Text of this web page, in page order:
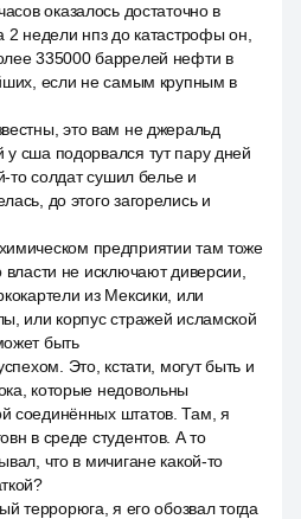
оказалось достаточно в
2 недели нпз до катастрофы он,
335000 баррелей нефти в
если не самым крупным в
это вам не джеральд
сша подорвался тут пару дней
то солдат сушил белье и
до этого загорелись и
предприятии там тоже
власти не исключают диверсии,
из Мексики, или
или корпус стражей исламской
быть
Это, кстати, могут быть и
которые недовольны
соединённых штатов. Там, я
в среде студентов. А то
что в мичигане какой-то
террорюга, я его обозвал тогда